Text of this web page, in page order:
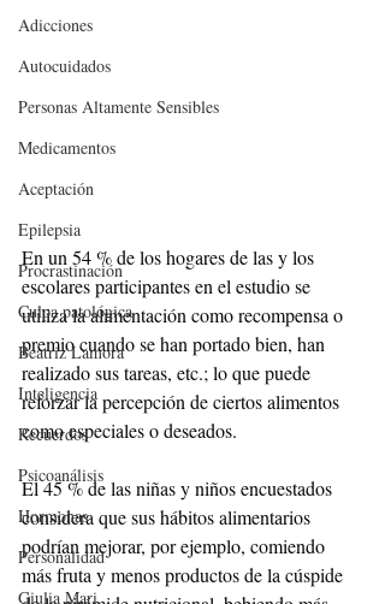
Adicciones
Autocuidados
Personas Altamente Sensibles
Medicamentos
Aceptación
Epilepsia
Procrastinación
Culpa patológica
Beatriz Lamora
Inteligencia
Recuerdos
Psicoanálisis
Hormonas
Personalidad
Giulia Mari
En un 54 % de los hogares de las y los
escolares participantes en el estudio se
utiliza la alimentación como recompensa o
premio cuando se han portado bien, han
realizado sus tareas, etc.; lo que puede
reforzar la percepción de ciertos alimentos
como especiales o deseados.
El 45 % de las niñas y niños encuestados
considera que sus hábitos alimentarios
podrían mejorar, por ejemplo, comiendo
más fruta y menos productos de la cúspide